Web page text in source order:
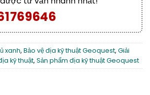
xanh, Bảo vệ địa kỹ thuật Geoquest, Giải
kỹ thuật, Sản phẩm địa kỹ thuật Geoquest